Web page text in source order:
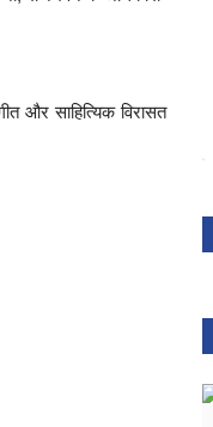
और साहित्यिक विरासत